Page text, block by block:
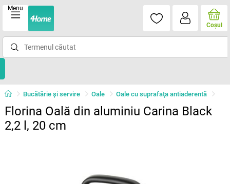
Menu
Coşul
Bucătărie și servire Oale Oale cu suprafaţa antiaderentă
Florina Oală din aluminiu Carina Black
2,2 l, 20 cm